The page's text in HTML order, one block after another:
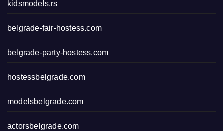
kidsmodels.rs
belgrade-fair-hostess.com
belgrade-party-hostess.com
hostessbelgrade.com
modelsbelgrade.com
actorsbelgrade.com